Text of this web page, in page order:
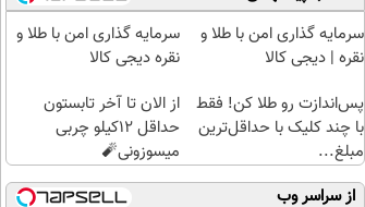
سرمایه گذاری امن با طلا و
نقره | دیجی کالا
سرمایه گذاری امن با طلا و
نقره دیجی کالا
پس‌اندازت رو طلا کن! فقط
با چند کلیک با حداقل‌ترین
مبلغ...
از الان تا آخر تابستون
حداقل 12کیلو چربی
میسوزونی🧨
از سراسر وب